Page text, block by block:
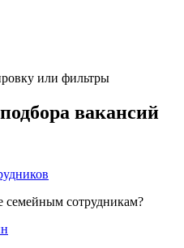
или фильтры
вакансий
семейным сотрудникам?